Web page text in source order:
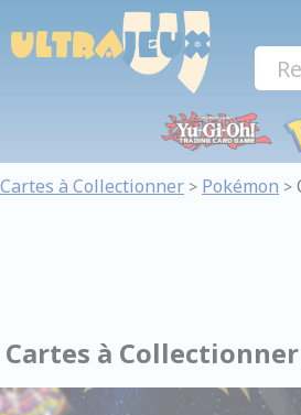
Cartes à Collectionner > Pokémon >
Cartes à
Panneau de gestion des cookies